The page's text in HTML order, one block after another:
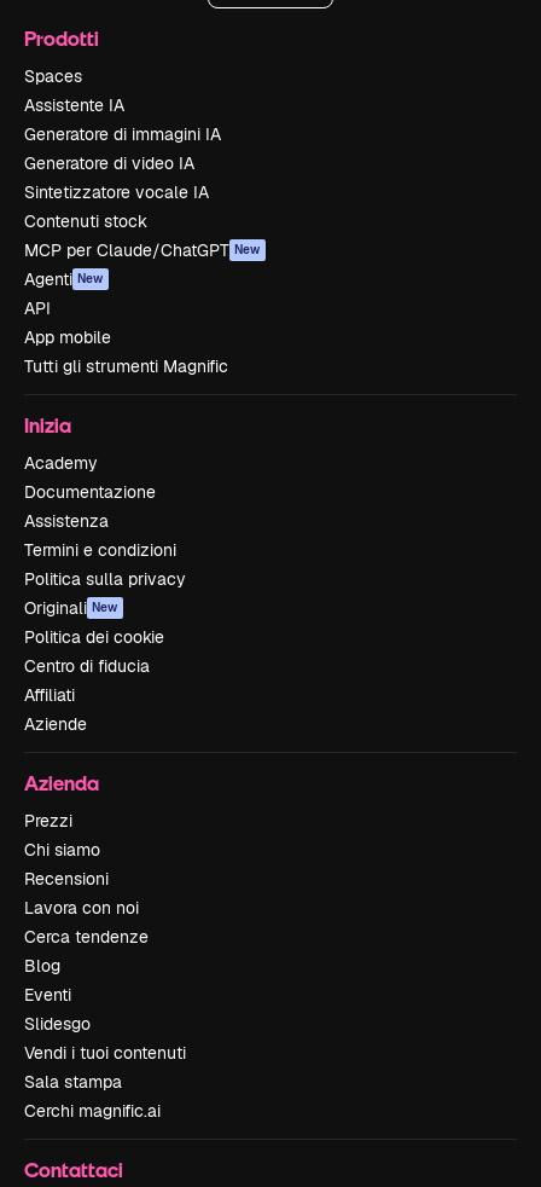
Prodotti
Spaces
Assistente IA
Generatore di immagini IA
Generatore di video IA
Sintetizzatore vocale IA
Contenuti stock
MCP per Claude/ChatGPT New
Agenti New
API
App mobile
Tutti gli strumenti Magnific
Inizia
Academy
Documentazione
Assistenza
Termini e condizioni
Politica sulla privacy
Originali New
Politica dei cookie
Centro di fiducia
Affiliati
Aziende
Azienda
Prezzi
Chi siamo
Recensioni
Lavora con noi
Cerca tendenze
Blog
Eventi
Slidesgo
Vendi i tuoi contenuti
Sala stampa
Cerchi magnific.ai
Contattaci